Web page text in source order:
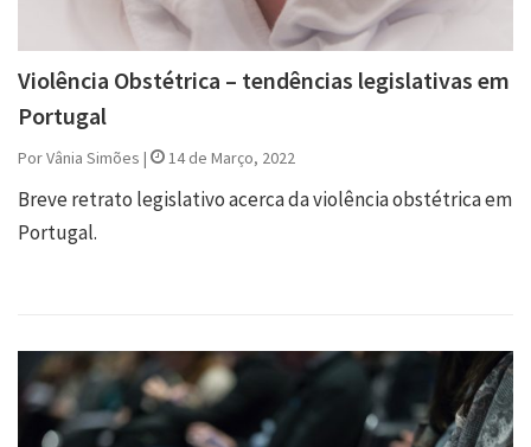
Violência Obstétrica – tendências legislativas em
Portugal
Por Vânia Simões | 14 de Março, 2022
Breve retrato legislativo acerca da violência obstétrica em
Portugal.